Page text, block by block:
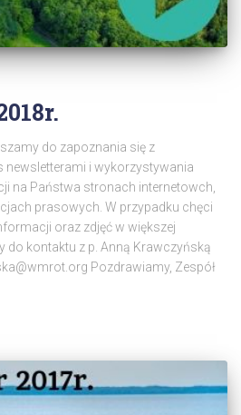
do zapoznania się z
newsletterami i wykorzystywania
na Państwa stronach internetowch,
prasowych. W przypadku chęci
oraz zdjęć w większej
do kontaktu z p. Anną Krawczyńską
Pozdrawiamy, Zespół